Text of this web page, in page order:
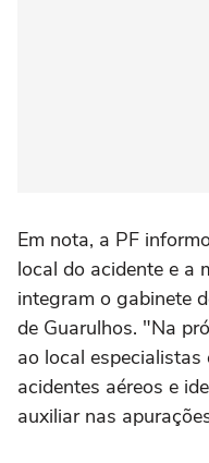
Em nota, a PF
local do acidente e a
integram o gabinete
de Guarulhos. "Na
ao local
acidentes aéreos e
auxiliar nas